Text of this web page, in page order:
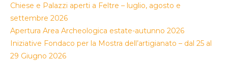
Chiese e Palazzi aperti a Feltre – luglio, agosto e
settembre 2026
Apertura Area Archeologica estate-autunno 2026
Iniziative Fondaco per la Mostra dell’artigianato – dal 25 al
29 Giugno 2026